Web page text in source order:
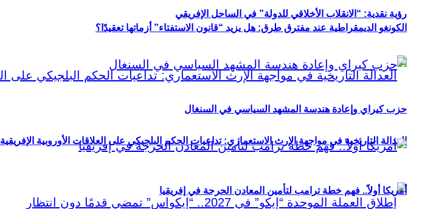
رؤية نقدية: “الانقلاب الأخلاقي للدولة” في الساحل الإفريقي
العدالة التاريخية في مواجهة الإرث الاستعماري: تداعيات الحكم البلجيكي على العلاقات الأوروبية الإفريقية
الكونغو الديمقراطية عند مفترق طرق: هل يزيد “قانون الاستفتاء” أزماتها تعقيدًا؟
حزب كيراي وإعادة هندسة المشهد السياسي في السنغال
أمريكا أولاً.. فهم خطة ترامب لتأمين المعادن الحرجة في إفريقيا